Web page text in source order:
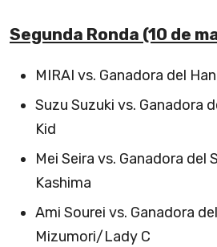
Segunda Ronda (10 de
MIRAI vs. Ganadora del
Suzu Suzuki vs. Ganadora
Kid
Mei Seira vs. Ganadora del
Kashima
Ami Sourei vs. Ganadora
Mizumori/Lady C